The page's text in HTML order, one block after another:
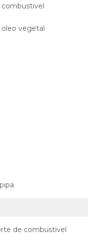
vegetal
de combustivel